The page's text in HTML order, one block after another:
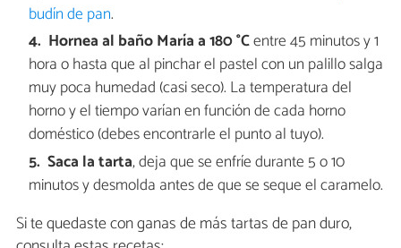
budín de pan.
Hornea al baño María a 180 °Centre 45 minutos y 1
hora o hasta que al pinchar el pastel con un palillo salga
muy poca humedad (casi seco). La temperatura del
horno y el tiempo varían en función de cada horno
doméstico (debes encontrarle el punto al tuyo).
Saca la tarta, deja que se enfríe durante 5 o 10
minutos y desmolda antes de que se seque el caramelo.
Si te quedaste con ganas de más tartas de pan duro,